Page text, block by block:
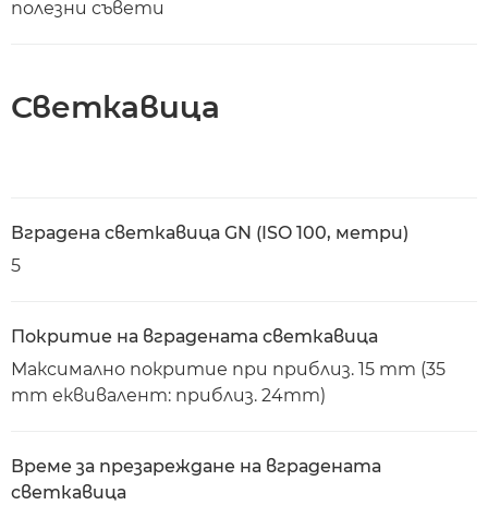
полезни съвети
Светкавица
Вградена светкавица GN (ISO 100, метри)
5
Покритие на вградената светкавица
Максимално покритие при приблиз. 15 mm (35
mm еквивалент: приблиз. 24mm)
Време за презареждане на вградената
светкавица